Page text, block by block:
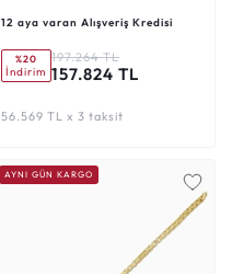
12 aya varan Alışveriş Kredisi
%20
İndirim
197.264 TL
157.824 TL
56.569 TL x 3 taksit
AYNI GÜN KARGO